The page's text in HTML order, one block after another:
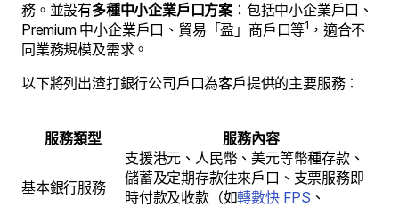
務。並設有多種中小企業戶口方案 ：包括中小企業戶口、
Premium 中小企業戶口、貿易「盈」商戶口等1 ，適合不
同業務規模及需求。
以下將列出渣打銀行公司戶口為客戶提供的主要服務：
服務類型 服務內容
基本銀行服務
支援港元、人民幣、美元等幣種存款、
儲蓄及定期存款往來戶口、支票服務即
時付款及收款（如轉數快 FPS 、